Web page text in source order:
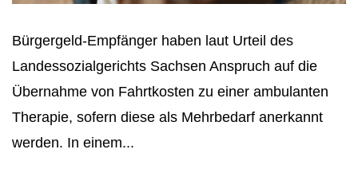
Bürgergeld-Empfänger haben laut Urteil des
Landessozialgerichts Sachsen Anspruch auf die
Übernahme von Fahrtkosten zu einer ambulanten
Therapie, sofern diese als Mehrbedarf anerkannt
werden. In einem...